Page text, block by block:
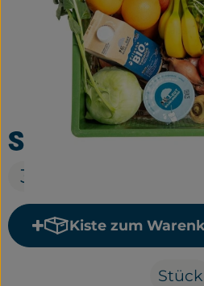
Frisches
Bäckerei
Haltbares
Getränke
Geplante Kisten
Schnupperkiste
35,00 €
Kiste zum
Stück